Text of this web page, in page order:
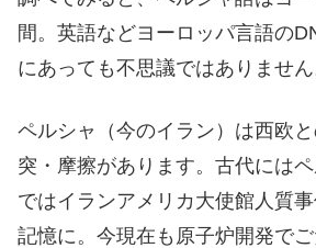
間。英語などヨーロッパ言語の
にあっても不思議ではありません
ペルシャ（今のイラン）は西欧
突・摩擦があります。古代には
ではイランアメリカ大使館人質
記憶に。今現在も原子炉開発で